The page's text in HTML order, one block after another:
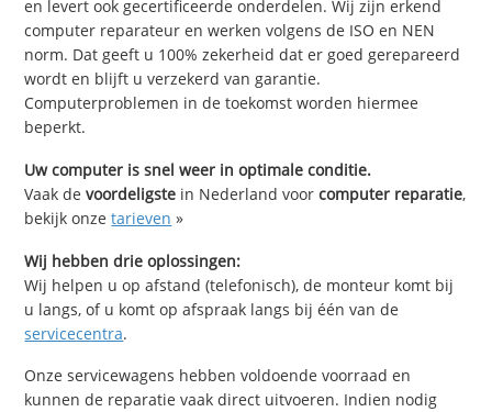
en levert ook gecertificeerde onderdelen. Wij zijn erkend
computer reparateur en werken volgens de ISO en NEN
norm. Dat geeft u 100% zekerheid dat er goed gerepareerd
wordt en blijft u verzekerd van garantie.
Computerproblemen in de toekomst worden hiermee
beperkt.
Uw computer is snel weer in optimale conditie.
Vaak devoordeligste in Nederland voorcomputer reparatie,
bekijk onzetarieven »
Wij hebben drie oplossingen:
Wij helpen u op afstand (telefonisch), de monteur komt bij
u langs, of u komt op afspraak langs bij één van de
servicecentra.
Onze servicewagens hebben voldoende voorraad en
kunnen de reparatie vaak direct uitvoeren. Indien nodig